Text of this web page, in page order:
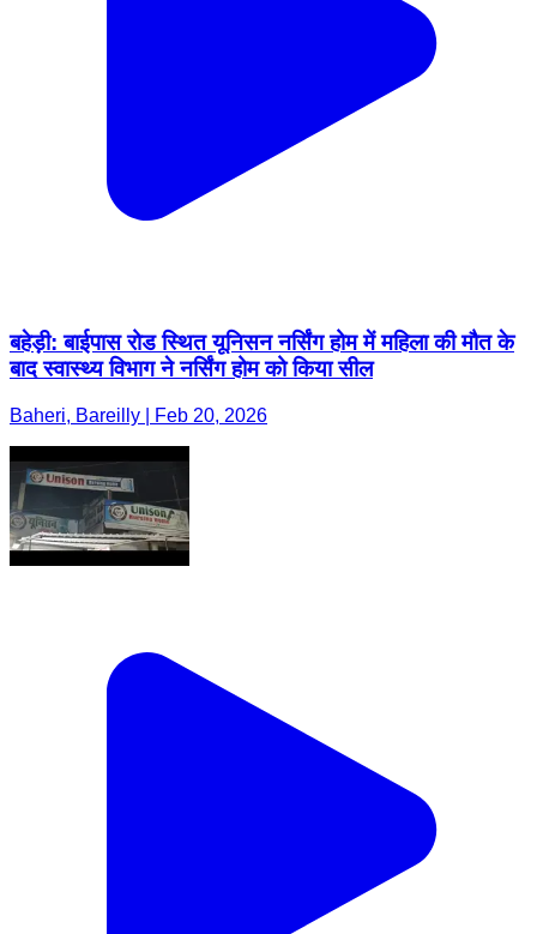
बहेड़ी: बाईपास रोड स्थित यूनिसन नर्सिंग होम में महिला की मौत के
बाद स्वास्थ्य विभाग ने नर्सिंग होम को किया सील
Baheri, Bareilly | Feb 20, 2026